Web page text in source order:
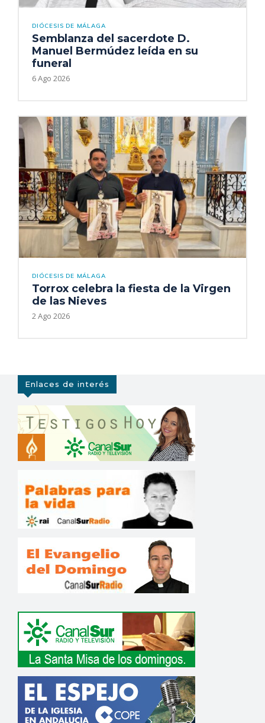
DIÓCESIS DE MÁLAGA
Semblanza del sacerdote D.
Manuel Bermúdez leída en su
funeral
6 Ago 2026
DIÓCESIS DE MÁLAGA
Torrox celebra la fiesta de la Virgen
de las Nieves
2 Ago 2026
Enlaces de interés